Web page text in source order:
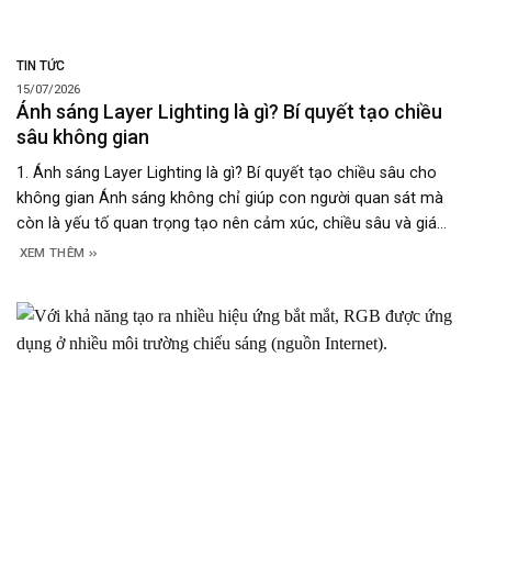
TIN TỨC
15/07/2026
Ánh sáng Layer Lighting là gì? Bí quyết tạo chiều
sâu không gian
1. Ánh sáng Layer Lighting là gì? Bí quyết tạo chiều sâu cho
không gian Ánh sáng không chỉ giúp con người quan sát mà
còn là yếu tố quan trọng tạo nên cảm xúc, chiều sâu và giá
trị thẩm mỹ của một công trình. Thay vì sử dụng một nguồn
XEM THÊM